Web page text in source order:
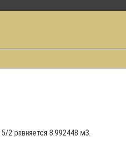
2 равняется 8.992448 м3.